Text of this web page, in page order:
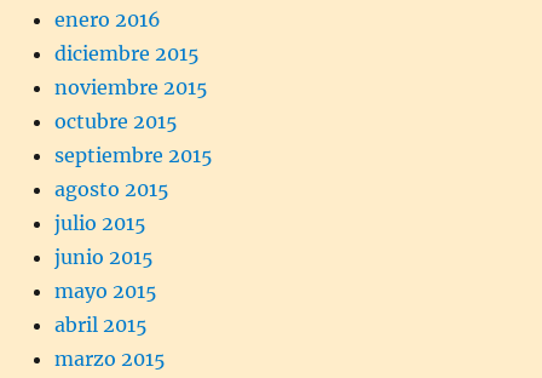
enero 2016
diciembre 2015
noviembre 2015
octubre 2015
septiembre 2015
agosto 2015
julio 2015
junio 2015
mayo 2015
abril 2015
marzo 2015